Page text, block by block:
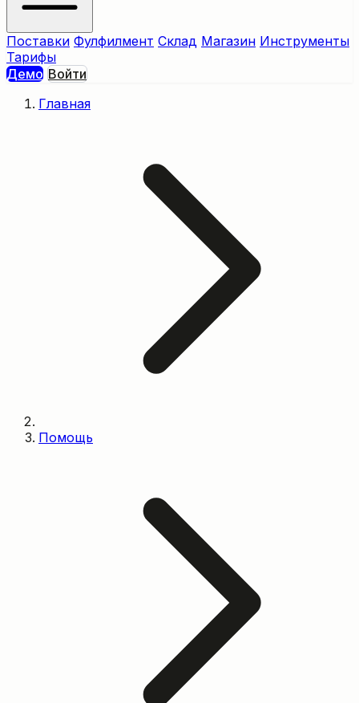
Поставки Фулфилмент Склад Магазин Инструменты
Тарифы
Демо Войти
Главная
Помощь